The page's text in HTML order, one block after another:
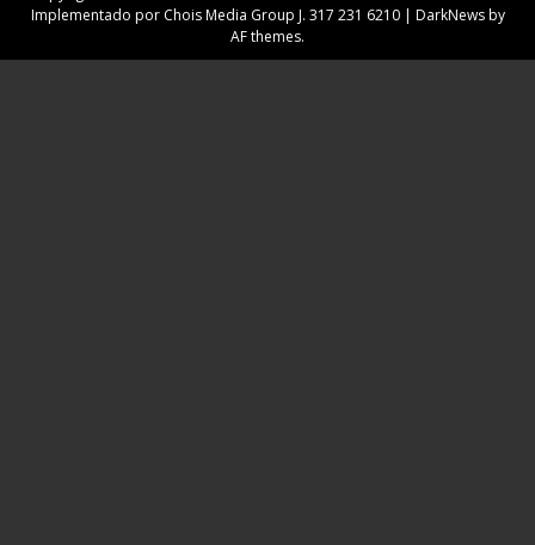
Implementado por Chois Media Group J. 317 231 6210 | DarkNewsby
AF themes.